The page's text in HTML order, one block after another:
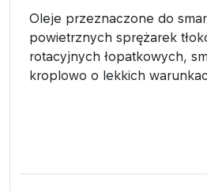
Oleje przeznaczone do
powietrznych sprężarek
rotacyjnych łopatkowych,
kroplowo o lekkich